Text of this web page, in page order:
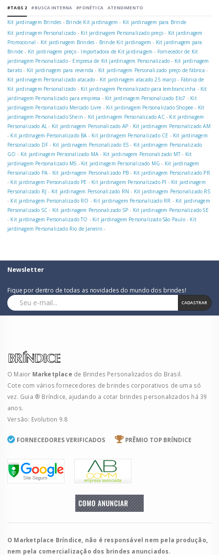
#TAGS 2 #BUSCA INTERNA #FONÉTICA ATENDIMENTO
Kit jardinagem Brindes - Brinde Kit jardinagem - Kit jardinagem para Brinde
Kit jardinagem Personalizado - Kit jardinagem Personalizado preço - Kit jardinagem
Promocional - Kit jardinagem Brindes - Brinde Kit jardinagem - Kit jardinagem para
Brinde - Kit jardinagem preço- Importadora de Kit jardinagem - Fornecedor de Kit
jardinagem Personalizado- Empresa de Kit jardinagem Personalizado - Kit jardinagem
barato - Kit jardinagem para revenda - Kit jardinagem Personalizado preço de fábrica -
Kit jardinagem Personalizado atacado - Kit jardinagem atacado 25 março - Fábrica de
Kit jardinagem Personalizado - Kit jardinagem Personalizado para lembrancinha - Kit
jardinagem Personalizado para empresa - Kit jardinagem Personalizado Elo7 - Kit
jardinagem Personalizado Mercado Livre - Kit jardinagem Personalizado Shopee - Kit
jardinagem Personalizado Shein - Kit jardinagem Personalizado AC- Kit jardinagem
Personalizado AL - Kit jardinagem Personalizado AP - Kit jardinagem Personalizado AM
- Kit jardinagem Personalizado BA - Kit jardinagem Personalizado CE - Kit jardinagem
Personalizado DF - Kit jardinagem Personalizado ES - Kit jardinagem Personalizado
GO - Kit jardinagem Personalizado MA - Kit jardinagem Personalizado MT - Kit
jardinagem Personalizado MS - Kit jardinagem Personalizado MG - Kit jardinagem
Personalizado PA - Kit jardinagem Personalizado PB - Kit jardinagem Personalizado PR
- Kit jardinagem Personalizado PE - Kit jardinagem Personalizado PI - Kit jardinagem
Personalizado RJ - Kit jardinagem Personalizado RN - Kit jardinagem Personalizado RS
- Kit jardinagem Personalizado RO - Kit jardinagem Personalizado RR - Kit jardinagem
Personalizado SC - Kit jardinagem Personalizado SP - Kit jardinagem Personalizado SE
- Kit jardinagem Personalizado TO - Kit jardinagem Personalizado São Paulo- Kit
jardinagem Personalizado Rio de Janeiro-
Newsletter
Fique por dentro de todas as novidades do mundo dos brindes!
CADASTRAR
O Maior Marketplace de Brindes Personalizados do Brasil.
Cote com vários fornecedores de brindes corporativos de uma só
vez. Guia ® Bríndice, ajudando a cotar brindes personalizados há 39
anos.
Versão: Evolution 9.8
FORNECEDORES VERIFICADOS PRÊMIO TOP BRÍNDICE
O Marketplace Bríndice, não é responsável nem pela produção,
nem pela comercialização dos brindes anunciados.